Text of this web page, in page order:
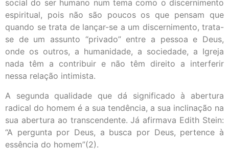
social do ser humano num tema como o discernimento
espiritual, pois não são poucos os que pensam que
quando se trata de lançar-se a um discernimento, trata-
se de um assunto “privado” entre a pessoa e Deus,
onde os outros, a humanidade, a sociedade, a Igreja
nada têm a contribuir e não têm direito a interferir
nessa relação intimista.
A segunda qualidade que dá significado à abertura
radical do homem é a sua tendência, a sua inclinação na
sua abertura ao transcendente. Já afirmava Edith Stein:
“A pergunta por Deus, a busca por Deus, pertence à
essência do homem”(2).